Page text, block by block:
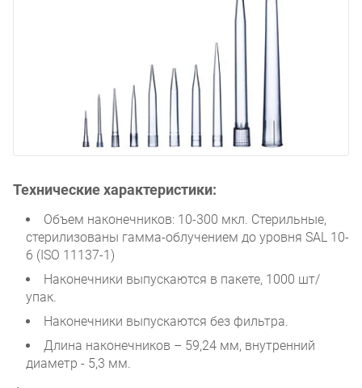
Технические характеристики:
Объем наконечников: 10-300 мкл. Стерильные,
стерилизованы гамма-облучением до уровня SAL 10-
6 (ISO 11137-1)
Наконечники выпускаются в пакете, 1000 шт/
упак.
Наконечники выпускаются без фильтра.
Длина наконечников – 59,24 мм, внутренний
диаметр - 5,3 мм.